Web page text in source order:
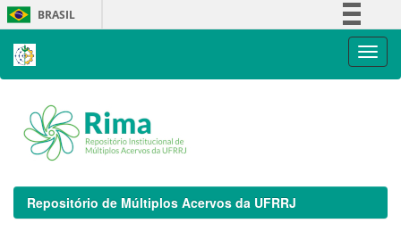
Skip
navigation
BRASIL
Repositório de Múltiplos Acervos da UFRRJ